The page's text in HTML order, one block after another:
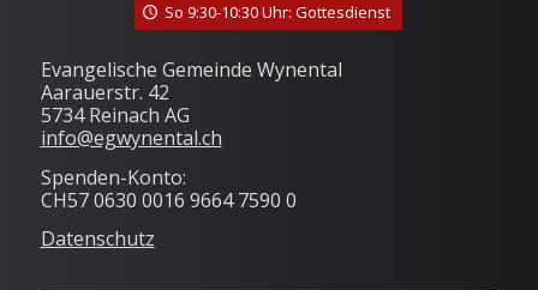
So 9:30-10:30 Uhr: Gottesdienst
Evangelische Gemeinde Wynental
Aarauerstr. 42
5734 Reinach AG
info@egwynental.ch
Spenden-Konto:
CH57 0630 0016 9664 7590 0
Datenschutz